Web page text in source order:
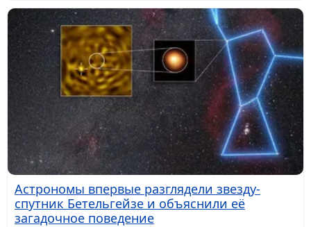
Астрономы впервые разглядели звезду-
спутник Бетельгейзе и объяснили её
загадочное поведение